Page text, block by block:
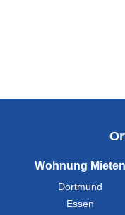
Wohnung Mieten
Dortmund
Essen